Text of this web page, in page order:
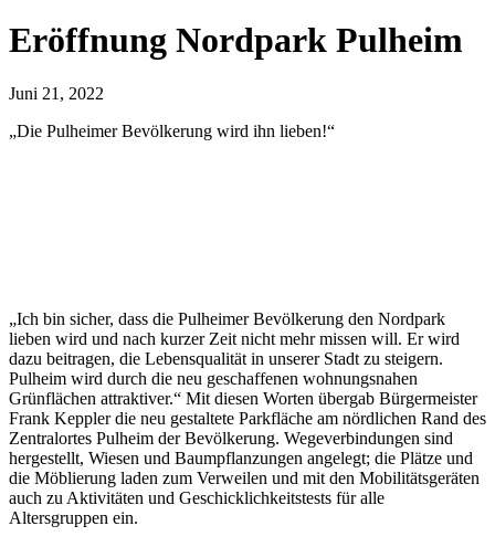
Eröffnung Nordpark Pulheim
Juni 21, 2022
„Die Pulheimer Bevölkerung wird ihn lieben!“
„Ich bin sicher, dass die Pulheimer Bevölkerung den Nordpark
lieben wird und nach kurzer Zeit nicht mehr missen will. Er wird
dazu beitragen, die Lebensqualität in unserer Stadt zu steigern.
Pulheim wird durch die neu geschaffenen wohnungsnahen
Grünflächen attraktiver.“ Mit diesen Worten übergab Bürgermeister
Frank Keppler die neu gestaltete Parkfläche am nördlichen Rand des
Zentralortes Pulheim der Bevölkerung. Wegeverbindungen sind
hergestellt, Wiesen und Baumpflanzungen angelegt; die Plätze und
die Möblierung laden zum Verweilen und mit den Mobilitätsgeräten
auch zu Aktivitäten und Geschicklichkeitstests für alle
Altersgruppen ein.